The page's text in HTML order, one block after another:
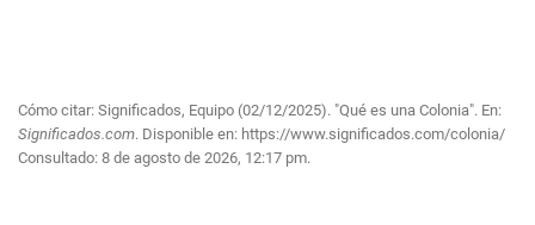
Cómo citar: Significados, Equipo (02/12/2025). "Qué es una Colonia". En:
Significados.com. Disponible en: https://www.significados.com/colonia/
Consultado: 8 de agosto de 2026, 12:17 pm.